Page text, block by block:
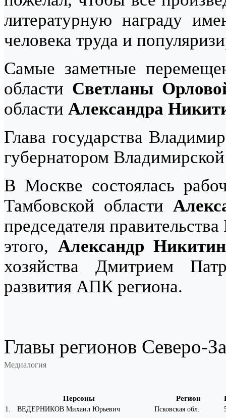
литературную награду
человека труда и
Самые заметные
области Светланы
области Александра
Глава государства
губернатором
В Москве состоялась
Тамбовской области
председателя
этого, Александр Никитин
хозяйства Дмитрием
развития АПК региона.
Главы регионов Северо-
Медиалогия
Персоны Регион
1. ВЕДЕРНИКОВ Михаил Юрьевич Псковская обл.